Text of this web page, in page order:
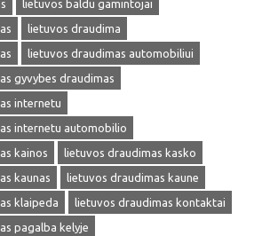
lietuvos baldu gamintojai
lietuvos draudima
lietuvos draudimas automobiliui
gyvybes draudimas
internetu
internetu automobilio
kainos
lietuvos draudimas kasko
kaunas
lietuvos draudimas kaune
klaipeda
lietuvos draudimas kontaktai
pagalba kelyje